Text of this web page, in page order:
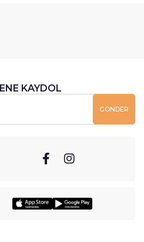
KAYDOL
GÖNDER